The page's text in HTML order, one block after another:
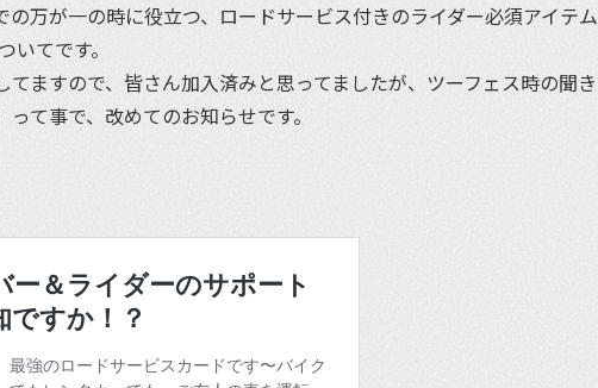
の万が一の時に役立つ、ロードサービス付きのライダー必須アイテム
いてです。
ますので、皆さん加入済みと思ってましたが、ツーフェス時の聞き
て事で、改めてのお知らせです。